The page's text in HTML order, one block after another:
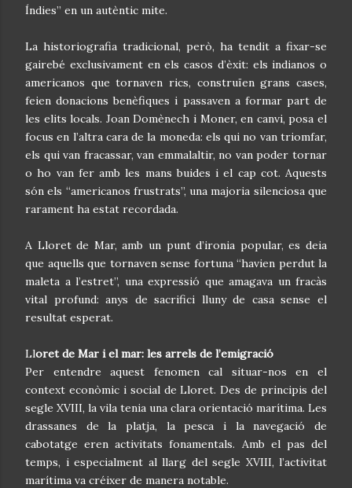
Índies” en un autèntic mite.
La historiografia tradicional, però, ha tendit a fixar-se
gairebé exclusivament en els casos d’èxit: els indianos o
americanos que tornaven rics, construïen grans cases,
feien donacions benèfiques i passaven a formar part de
les elits locals. Joan Domènech i Moner, en canvi, posa el
focus en l’altra cara de la moneda: els qui no van triomfar,
els qui van fracassar, van emmalaltir, no van poder tornar
o ho van fer amb les mans buides i el cap cot. Aquests
són els “americanos frustrats”, una majoria silenciosa que
rarament ha estat recordada.
A Lloret de Mar, amb un punt d’ironia popular, es deia
que aquells que tornaven sense fortuna “havien perdut la
maleta a l’estret”, una expressió que amagava un fracàs
vital profund: anys de sacrifici lluny de casa sense el
resultat esperat.
Lloret de Mar i el mar: les arrels de l’emigració
Per entendre aquest fenomen cal situar-nos en el
context econòmic i social de Lloret. Des de principis del
segle XVIII, la vila tenia una clara orientació marítima. Les
drassanes de la platja, la pesca i la navegació de
cabotatge eren activitats fonamentals. Amb el pas del
temps, i especialment al llarg del segle XVIII, l’activitat
marítima va créixer de manera notable.